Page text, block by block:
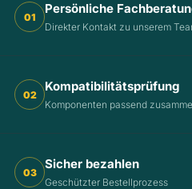
01
Persönliche
Direkter Kontakt zu unserem
02
Kompatibilitätsprüfung
Komponenten passend
03
Sicher bezahlen
Geschützter Bestellprozess